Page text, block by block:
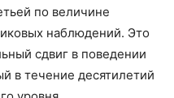
по величине
наблюдений. Это
сдвиг в поведении
в течение десятилетий